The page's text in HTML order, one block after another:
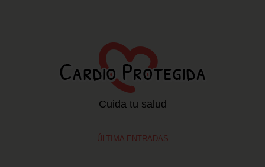
Cuida tu salud
ÚLTIMA ENTRADAS